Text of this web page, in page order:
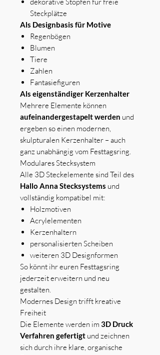
Steckplätze
Als Designbasis für Motive
Regenbögen
Blumen
Tiere
Zahlen
Fantasiefiguren
Als eigenständiger Kerzenhalter
Mehrere Elemente können
aufeinandergestapelt werden und
ergeben so einen modernen,
skulpturalen Kerzenhalter – auch
ganz unabhängig vom Festtagsring.
Modulares Stecksystem
Alle 3D Steckelemente sind Teil des
Hallo Anna Stecksystems und
vollständig kompatibel mit:
Holzmotiven
Acrylelementen
Kerzenhaltern
personalisierten Scheiben
weiteren 3D Designformen
So könnt ihr euren Festtagsring
jederzeit erweitern und neu
gestalten.
Modernes Design trifft kreative
Freiheit
Die Elemente werden im 3D Druck
Verfahren gefertigt und zeichnen
sich durch ihre klare, organische